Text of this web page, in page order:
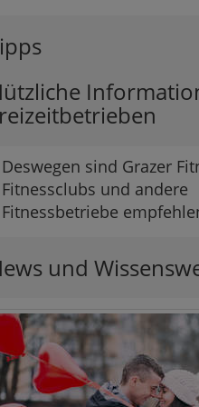
Deswegen sind Grazer
Fitnessclubs und andere
Fitnessbetriebe
und